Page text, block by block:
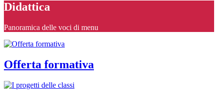
Didattica
Panoramica delle voci di menu
Offerta formativa